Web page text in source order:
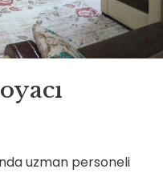
uzman personeli